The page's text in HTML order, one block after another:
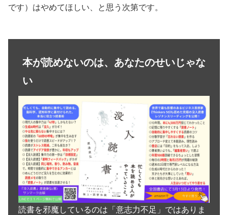
です）はやめてほしい、と思う次第です。
本が読めないのは、あなたのせいじゃな
い
読書を邪魔しているのは「意志力不足」ではありま